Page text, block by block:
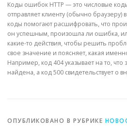
Коды ошибок HTTP — это числовые
отправляет клиенту (обычно браузеру)
коды помогают расшифровать, что
он успешным, произошла ли ошибка,
какие-то действия, чтобы решить
свое значение и поясняет, какая
Например, код 404 указывает на то,
найдена, а код 500 свидетельствует о
ОПУБЛИКОВАНО В РУБРИКЕ